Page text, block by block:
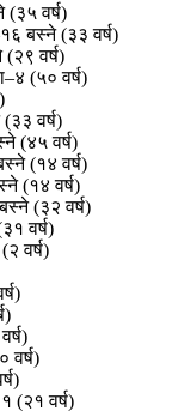
वर्ष)
बस्ने (३३ वर्ष)
वर्ष)
(५० वर्ष)
वर्ष)
(४५ वर्ष)
(१४ वर्ष)
(१४ वर्ष)
(३२ वर्ष)
वर्ष)
वर्ष)
वर्ष)
(२१ वर्ष)